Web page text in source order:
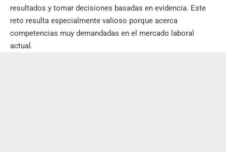
resultados y tomar decisiones basadas en evidencia. Este
reto resulta especialmente valioso porque acerca
competencias muy demandadas en el mercado laboral
actual.